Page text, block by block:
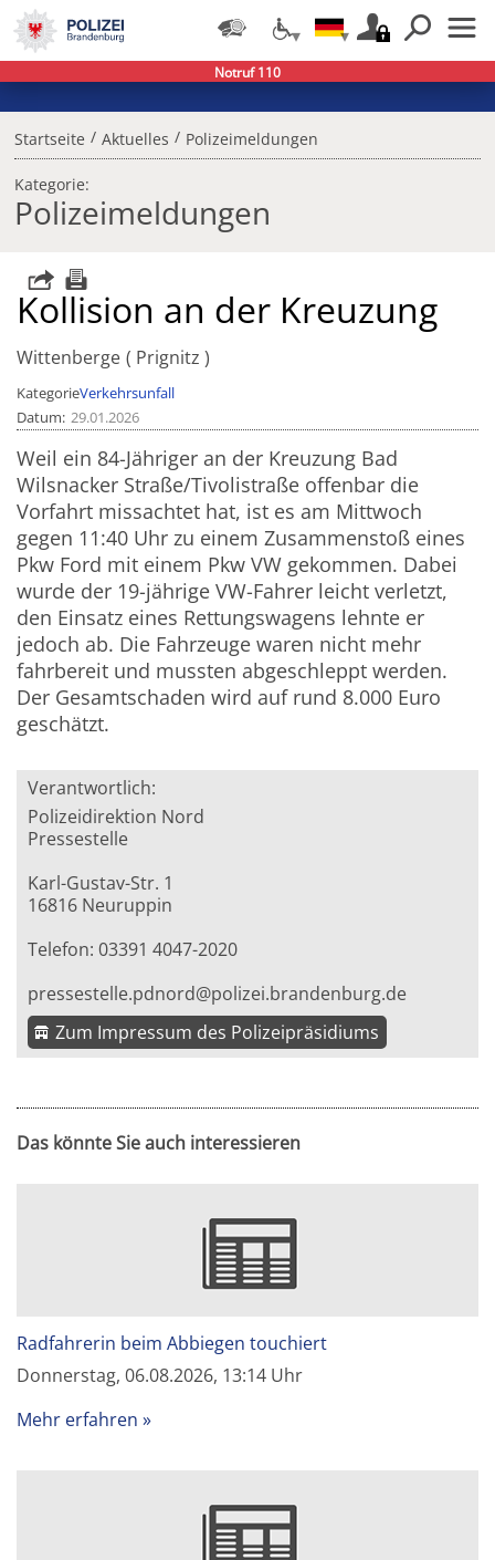
Startseite / Aktuelles / Polizeimeldungen
Kategorie:
Polizeimeldungen
Kollision an der Kreuzung
Wittenberge Prignitz
KategorieVerkehrsunfall
Datum 29.01.2026
Weil ein 84-Jähriger an der Kreuzung Bad
Wilsnacker Straße/Tivolistraße offenbar die
Vorfahrt missachtet hat, ist es am Mittwoch
gegen 11:40 Uhr zu einem Zusammenstoß eines
Pkw Ford mit einem Pkw VW gekommen. Dabei
wurde der 19-jährige VW-Fahrer leicht verletzt,
den Einsatz eines Rettungswagens lehnte er
jedoch ab. Die Fahrzeuge waren nicht mehr
fahrbereit und mussten abgeschleppt werden.
Der Gesamtschaden wird auf rund 8.000 Euro
geschätzt.
Verantwortlich:
Polizeidirektion Nord
Pressestelle
Karl-Gustav-Str. 1
16816 Neuruppin
Telefon: 03391 4047-2020
pressestelle.pdnord@polizei.brandenburg.de
Zum Impressum des Polizeipräsidiums
Das könnte Sie auch interessieren
Radfahrerin beim Abbiegen touchiert
Donnerstag, 06.08.2026, 13:14 Uhr
Mehr erfahren
Notruf 110